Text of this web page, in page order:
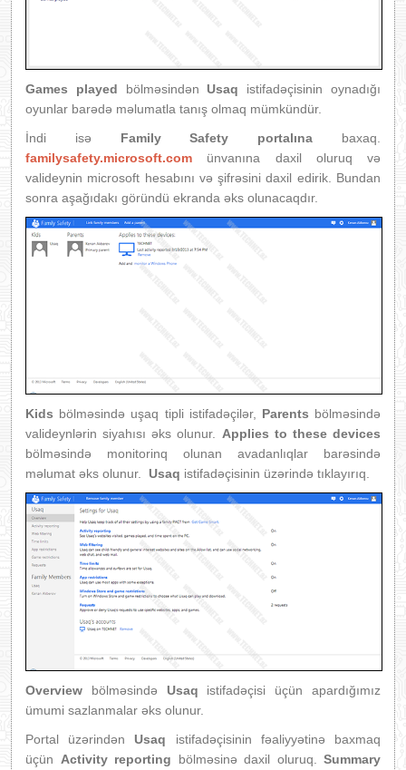
Games played bölməsindən Usaq istifadəçisinin oynadığı
oyunlar barədə məlumatla tanış olmaq mümkündür.
İndi isə Family Safety portalına baxaq.
familysafety.microsoft.com ünvanına daxil oluruq və
valideynin microsoft hesabını və şifrəsini daxil edirik. Bundan
sonra aşağıdakı göründü ekranda əks olunacaqdır.
Kids bölməsində uşaq tipli istifadəçilər, Parents bölməsində
valideynlərin siyahısı əks olunur. Applies to these devices
bölməsində monitorinq olunan avadanlıqlar barəsində
məlumat əks olunur. Usaq istifadəçisinin üzərində tıklayırıq.
Overview bölməsində Usaq istifadəçisi üçün apardığımız
ümumi sazlanmalar əks olunur.
Portal üzərindən Usaq istifadəçisinin fəaliyyətinə baxmaq
üçün Activity reporting bölməsinə daxil oluruq. Summary